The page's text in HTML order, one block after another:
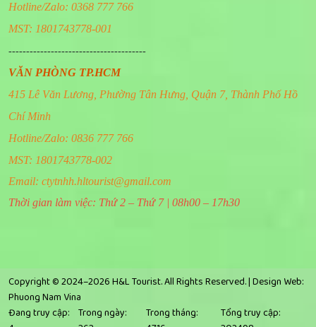
Hotline/Zalo: 0368 777 766
MST: 1801743778-001
---------------------------------------
VĂN PHÒNG TP.HCM
415 Lê Văn Lương, Phường Tân Hưng, Quận 7, Thành Phố Hồ
Chí Minh
Hotline/Zalo: 0836 777 766
MST: 1801743778-002
Email: ctytnhh.hltourist@gmail.com
Thời gian làm việc: Thứ 2 – Thứ 7 | 08h00 – 17h30
Copyright © 2024–2026 H&L Tourist. All Rights Reserved. |Design Web:
Phuong Nam Vina
Đang truy cập:
Trong ngày:
Trong tháng:
Tổng truy cập: